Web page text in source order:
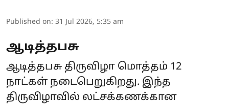
Published on: 31 Jul 2026, 5:35 am
ஆடித்தபசு
ஆடித்தபசு திருவிழா மொத்தம் 12
நாட்கள் நடைபெறுகிறது. இந்த
திருவிழாவில் லட்சக்கணக்கான